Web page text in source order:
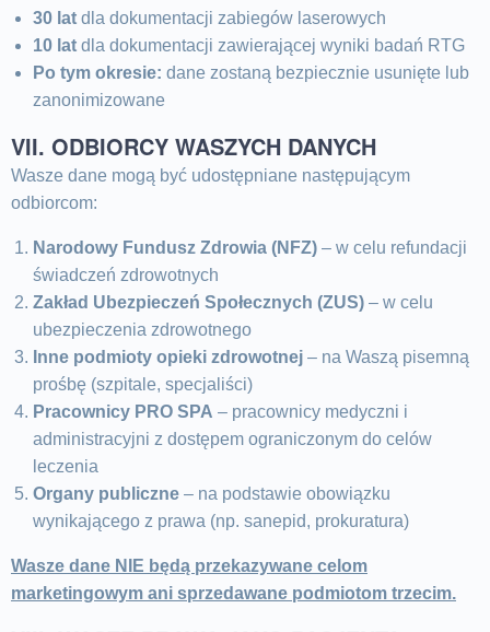
30 lat dla dokumentacji zabiegów laserowych
10 lat dla dokumentacji zawierającej wyniki badań RTG
Po tym okresie: dane zostaną bezpiecznie usunięte lub
zanonimizowane
VII. ODBIORCY WASZYCH DANYCH
Wasze dane mogą być udostępniane następującym
odbiorcom:
Narodowy Fundusz Zdrowia (NFZ) – w celu refundacji
świadczeń zdrowotnych
Zakład Ubezpieczeń Społecznych (ZUS) – w celu
ubezpieczenia zdrowotnego
Inne podmioty opieki zdrowotnej – na Waszą pisemną
prośbę (szpitale, specjaliści)
Pracownicy PRO SPA – pracownicy medyczni i
administracyjni z dostępem ograniczonym do celów
leczenia
Organy publiczne – na podstawie obowiązku
wynikającego z prawa (np. sanepid, prokuratura)
Wasze dane NIE będą przekazywane celom
marketingowym ani sprzedawane podmiotom trzecim.